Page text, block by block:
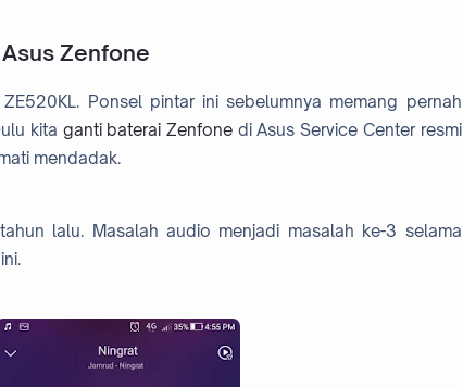
Zenfone
Ponsel pintar ini sebelumnya memang pernah
kita ganti baterai Zenfone di Asus Service Center resmi
mendadak.
lalu. Masalah audio menjadi masalah ke-3 selama